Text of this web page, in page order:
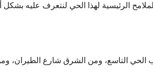
الرئيسية لهذا الحي لنتعرف عليه
الحي التاسع، ومن الشرق شارع الطيران،